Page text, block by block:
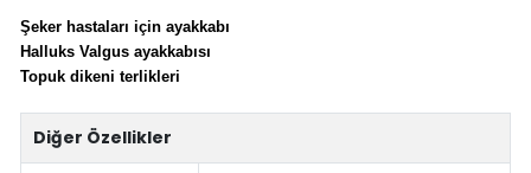
Şeker hastaları için ayakkabı
Halluks Valgus ayakkabısı
Topuk dikeni terlikleri
Diğer Özellikler